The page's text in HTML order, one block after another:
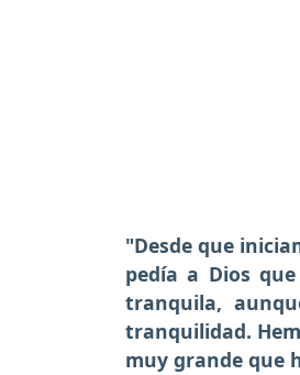
"Desde que
pedía a Dios
tranquila,
tranquilidad.
muy grande que